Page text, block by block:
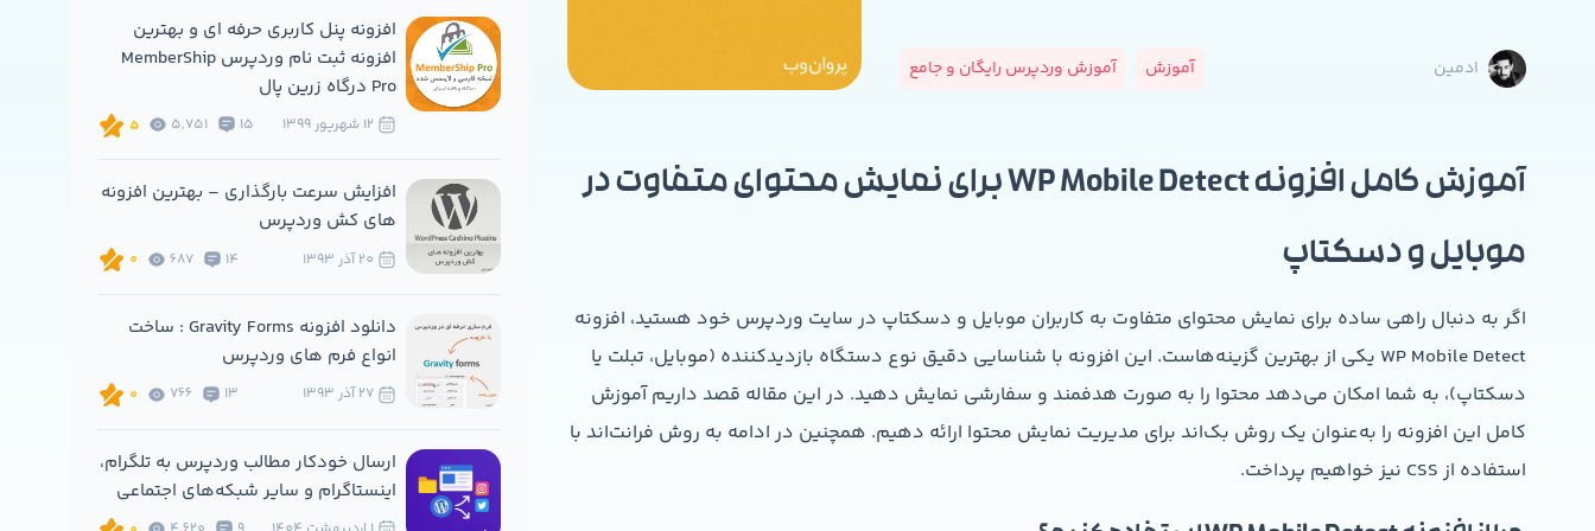
ادمین آموزش آموزش وردپرس رایگان و جامع
آموزش کامل افزونه WP Mobile Detect برای نمایش محتوای متفاوت در
موبایل و دسکتاپ
اگر به دنبال راهی ساده برای نمایش محتوای متفاوت به کاربران موبایل و دسکتاپ در سایت وردپرس خود هستید، افزونه
WP Mobile Detect یکی از بهترین گزینه‌هاست. این افزونه با شناسایی دقیق نوع دستگاه بازدیدکننده (موبایل، تبلت یا
دسکتاپ)، به شما امکان می‌دهد محتوا را به صورت هدفمند و سفارشی نمایش دهید. در این مقاله قصد داریم آموزش
کامل این افزونه را به‌عنوان یک روش بک‌اند برای مدیریت نمایش محتوا ارائه دهیم. همچنین در ادامه به روش فرانت‌اند با
استفاده از CSS نیز خواهیم پرداخت.
افزونه پنل کاربری حرفه ای و بهترین
افزونه ثبت نام وردپرس MemberShip
Pro درگاه زرین پال
15
5,751
5
افزایش سرعت بارگذاری – بهترین افزونه
های کش وردپرس
14
687
0
دانلود افزونه Gravity Forms : ساخت
انواع فرم های وردپرس
13
766
0
ارسال خودکار مطالب وردپرس به تلگرام،
اینستاگرام و سایر شبکه‌های اجتماعی